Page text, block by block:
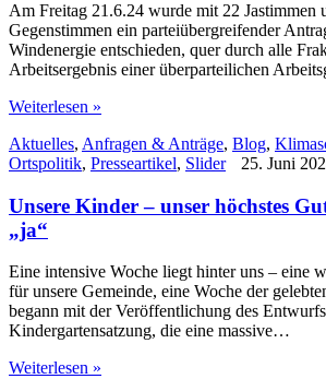
Am Freitag 21.6.24 wurde mit 22 Jastimmen
Gegenstimmen ein parteiübergreifender
Windenergie entschieden, quer durch alle
Arbeitsergebnis einer überparteilichen
Weiterlesen »
Aktuelles, Anfragen & Anträge, Blog,
Ortspolitik, Presseartikel, Slider 25. Juni
Unsere Kinder – unser höchstes
„ja“
Eine intensive Woche liegt hinter uns – eine
für unsere Gemeinde, eine Woche der
begann mit der Veröffentlichung des
Kindergartensatzung, die eine massive…
Weiterlesen »